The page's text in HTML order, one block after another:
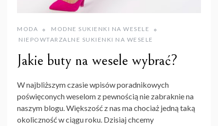
MODA
MODNE SUKIENKI NA WESELE
NIEPOWTARZALNE SUKIENKI NA WESELE
Jakie buty na wesele wybrać?
W najbliższym czasie wpisów poradnikowych
poświęconych weselom z pewnością nie zabraknie na
naszym blogu. Większość z nas ma chociaż jedną taką
okoliczność w ciągu roku. Dzisiaj chcemy